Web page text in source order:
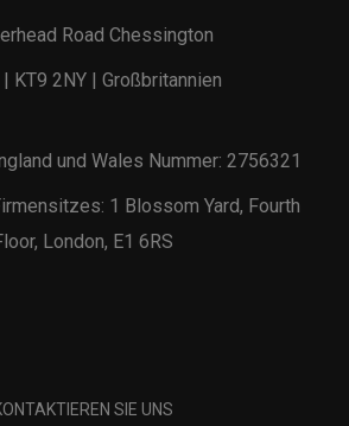
Road Chessington
KT9 2NY | Großbritannien
und Wales Nummer: 2756321
1 Blossom Yard, Fourth
London, E1 6RS
SIE UNS